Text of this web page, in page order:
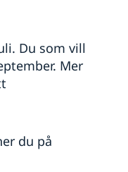
Du som vill
Mer
du på